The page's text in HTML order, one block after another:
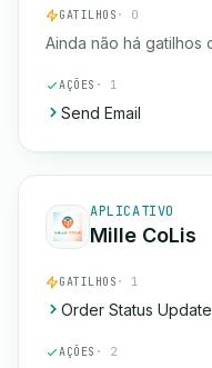
GATILHOS · 0
Ainda não há gatilhos
AÇÕES · 1
Send Email
APLICATIVO
Mille CoLis
GATILHOS · 1
Order Status
AÇÕES · 2